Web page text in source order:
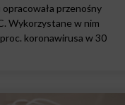
przenośny
Wykorzystane w nim
koronawirusa w 30